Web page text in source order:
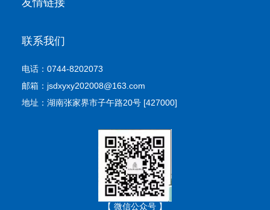
联系我们
电话：0744-8202073
邮箱：jsdxyxy202008@163.com
地址：湖南张家界市子午路20号 [427000]
【 微信公众号 】